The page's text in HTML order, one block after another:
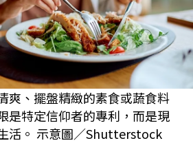
爽、擺盤精緻的素食或蔬食料
是特定信仰者的專利，而是現
活。 示意圖／Shutterstock